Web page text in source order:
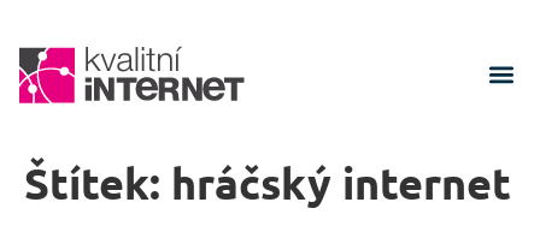
Štítek: hráčský internet